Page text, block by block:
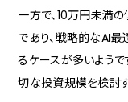
一方で、10万円未満
であり、戦略的なAI
るケースが多いようで
切な投資規模を検討